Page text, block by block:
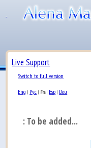
Live Support
Switch to full version
Eng | Рус | Fra| Esp | Deu
: To be added...